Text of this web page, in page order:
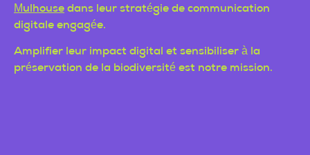
Mulhouse dans leur stratégie de communication
digitale engagée.
Amplifier leur impact digital et sensibiliser à la
préservation de la biodiversité est notre mission.